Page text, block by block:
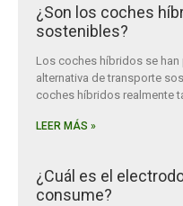
¿Son los coches
sostenibles?
Los coches híbridos se
alternativa de transporte
coches híbridos realmente
LEER MÁS »
¿Cuál es el
consume?